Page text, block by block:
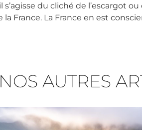
s’agisse du cliché de l’escargot
la France. La France en est
NOS AUTRES